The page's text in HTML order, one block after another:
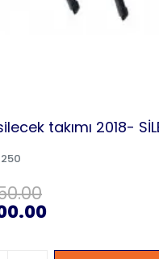
takımı 2018-